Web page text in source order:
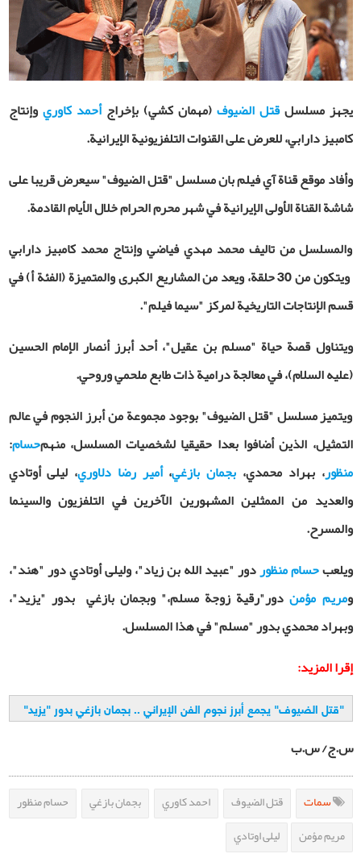
يجهز مسلسلقتل الضيوف(مهمان كشي) بإخراجأحمد كاوريوإنتاج
كامبيز دارابي، للعرض على القنوات التلفزيونية الإيرانية.
وأفاد موقع قناة آي فيلم بان مسلسل "قتل الضيوف" سيعرض قريبا على
شاشة القناة الأولى الإيرانية في شهر محرم الحرام خلال الأيام القادمة.
والمسلسل من تاليف محمد مهدي فياضي وإنتاج محمد كامبيز دارابي
ويتكون من 30 حلقة، ويعد من المشاريع الكبرى والمتميزة (الفئة أ) في
قسم الإنتاجات التاريخية لمركز "سيما فيلم".
ويتناول قصة حياة "مسلم بن عقيل"، أحد أبرز أنصار الإمام الحسين
(عليه السلام)، في معالجة درامية ذات طابع ملحمي وروحي.
ويتميز مسلسل "قتل الضيوف" بوجود مجموعة من أبرز النجوم في عالم
التمثيل، الذين أضافوا بعدا حقيقيا لشخصيات المسلسل، منهم
:حسام
منظور، بهراد محمدي، بجمان بازغي،أمير رضا دلاوري، ليلى أوتادي
والعديد من الممثلين المشهورين الآخرين في التلفزيون والسينما
والمسرح.
ويلعبحسام منظوردور "عبيد الله بن زياد"، وليلى أوتادي دور "هند"،
ومريم مؤمندور"رقية زوجة مسلم،" وبجمان بازغي بدور "يزيد"،
وبهراد محمدي بدور "مسلم" في هذا المسلسل.
إقرا المزيد:
"قتل الضيوف" يجمع أبرز نجوم الفن الإيراني .. بجمان بازغي بدور "يزيد"
س.ج/ س.ب
سمات قتل الضيوف احمد كاوري بجمان بازغي
حسام منظور
مريم مؤمن
ليلى اوتادي